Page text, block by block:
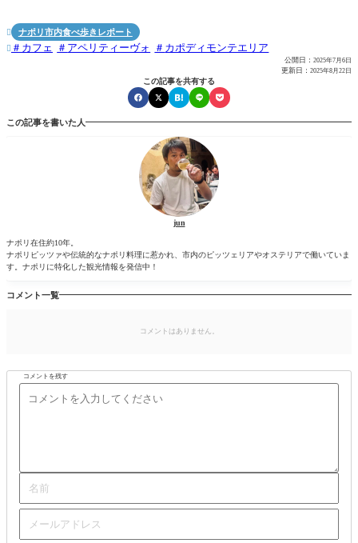
 ナポリ市内食べ歩きレポート
 カフェ アペリティーヴォ カポディモンテエリア
公開日： 2025年7月6日
更新日： 2025年8月22日
この記事を共有する
この記事を書いた人
jun
ナポリ在住約10年。
ナポリピッツァや伝統的なナポリ料理に惹かれ、市内のピッツェリアやオステリアで働いていま
す。ナポリに特化した観光情報を発信中！
コメント一覧
コメントはありません。
コメントを残す